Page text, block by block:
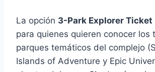
La opción 3-Park Explorer Ticket
para quienes quieren conocer los
parques temáticos del complejo
Islands of Adventure y Epic